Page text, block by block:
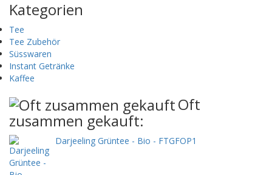
Kategorien
Tee
Tee Zubehör
Süsswaren
Instant Getränke
Kaffee
Oft
zusammen gekauft:
Darjeeling Grüntee - Bio - FTGFOP1